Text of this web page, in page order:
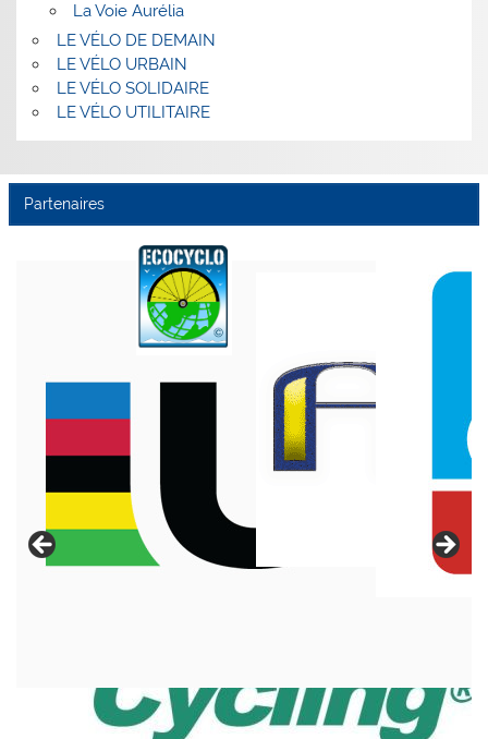
La Voie Aurélia
LE VÉLO DE DEMAIN
LE VÉLO URBAIN
LE VÉLO SOLIDAIRE
LE VÉLO UTILITAIRE
Partenaires